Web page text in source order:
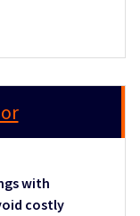
with
costly